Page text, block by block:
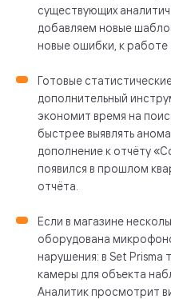
существующих
добавляем новые
новые ошибки, к работе
Готовые
дополнительный
экономит время на
быстрее выявлять
дополнение к отчёту
появился в прошлом
отчёта.
Если в магазине
оборудована
нарушения: в Set Prisma
камеры для объекта
Аналитик просмотрит